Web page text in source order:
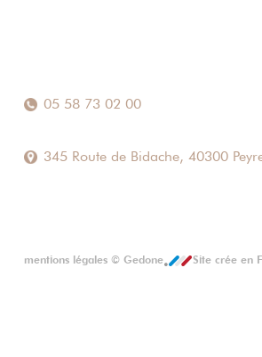
05 58 73 02 00
345 Route de Bidache, 40300
mentions légales© Gedone Site crée en